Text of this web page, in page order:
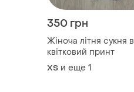
350 грн
Жіноча літня сукня в
квітковий принт
ХS и еще 1